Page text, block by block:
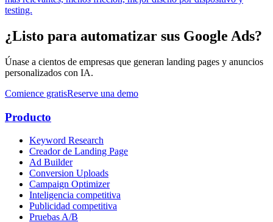
testing.
¿Listo para automatizar sus Google Ads?
Únase a cientos de empresas que generan landing pages y anuncios
personalizados con IA.
Comience gratisReserve una demo
Producto
Keyword Research
Creador de Landing Page
Ad Builder
Conversion Uploads
Campaign Optimizer
Inteligencia competitiva
Publicidad competitiva
Pruebas A/B